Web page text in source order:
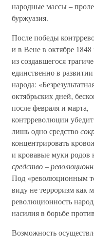
народные массы –
буржуазия.
После победы
и в Вене в октябре
из создавшегося
единственно в
народа:
октябрьских дней,
после февраля и марта,
контрреволюции
лишь одно средство
концентрировать
и кровавые муки родов
средство –
Под «революционным
виду не терроризм как
революционность
насилия в борьбе
Возможность